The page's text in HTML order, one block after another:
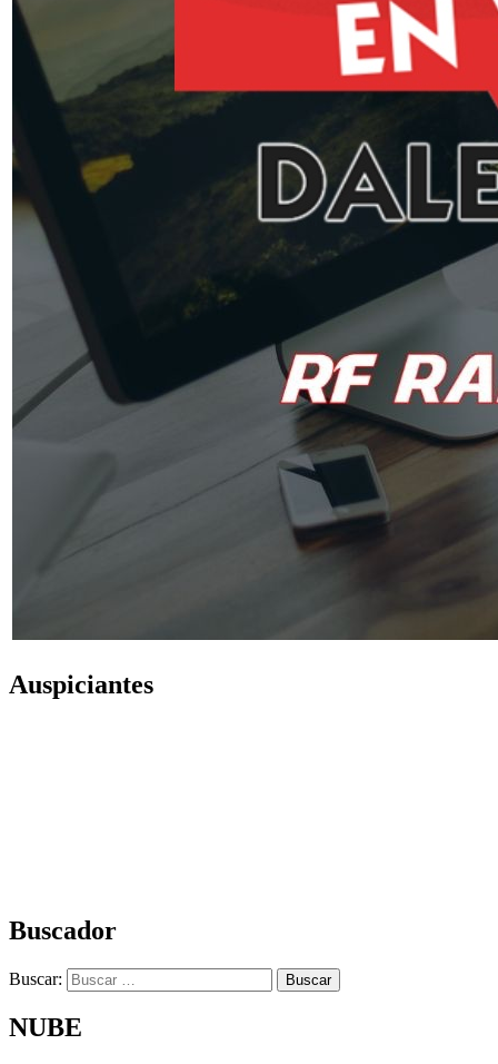
Auspiciantes
Buscador
Buscar:
NUBE